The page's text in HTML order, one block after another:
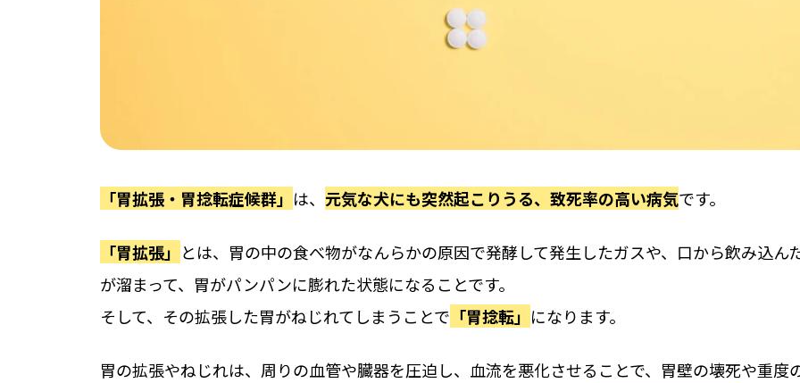
「胃拡張・胃捻転症候群」 は、 元気な犬にも突然起こりうる、致死率の高い病気です。
「胃拡張」 とは、胃の中の食べ物がなんらかの原因で発酵して発生したガスや、口から飲み込ん
が溜まって、胃がパンパンに膨れた状態になることです。
そして、その拡張した胃がねじれてしまうことで 「胃捻転」 になります。
胃の拡張やねじれは、周りの血管や臓器を圧迫し、血流を悪化させることで、胃壁の壊死や重度